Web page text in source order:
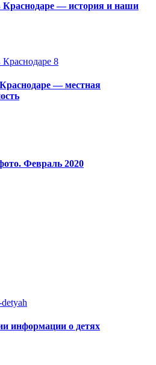
Краснодаре — история и наши
— местная
Февраль 2020
информации о детях